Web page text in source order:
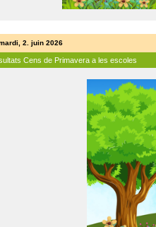
2. juin 2026
Cens de Primavera a les escoles